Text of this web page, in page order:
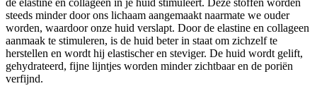
steeds minder door ons lichaam aangemaakt naarmate we ouder
worden, waardoor onze huid verslapt. Door de elastine en collageen
aanmaak te stimuleren, is de huid beter in staat om zichzelf te
herstellen en wordt hij elastischer en steviger. De huid wordt gelift,
gehydrateerd, fijne lijntjes worden minder zichtbaar en de poriën
verfijnd.